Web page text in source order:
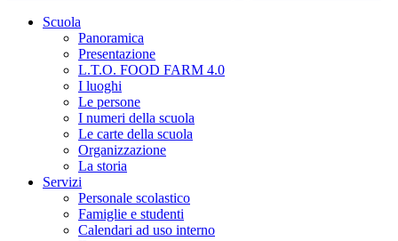
Scuola
Panoramica
Presentazione
L.T.O. FOOD FARM 4.0
I luoghi
Le persone
I numeri della scuola
Le carte della scuola
Organizzazione
La storia
Servizi
Personale scolastico
Famiglie e studenti
Calendari ad uso interno